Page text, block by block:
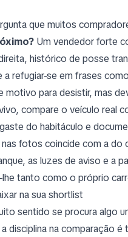
que muitos
Um vendedor forte
histórico de posse
refugiar-se em frases
motivo para desistir, mas
compare o veículo real
do habitáculo e
fotos coincide com a
as luzes de aviso e a
tanto como o próprio
na sua shortlist
sentido se procura algo
disciplina na comparação